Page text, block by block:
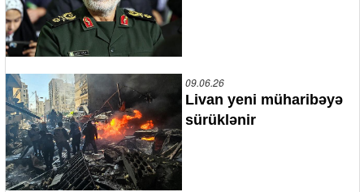
09.06.26
Livan yeni müharibəyə
sürüklənir